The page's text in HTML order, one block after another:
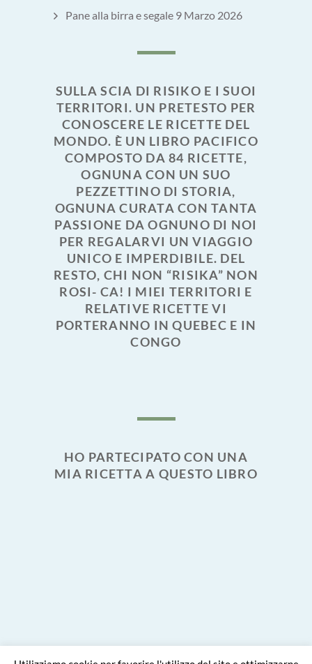
Pane alla birra e segale 9 Marzo 2026
SULLA SCIA DI RISIKO E I SUOI
TERRITORI. UN PRETESTO PER
CONOSCERE LE RICETTE DEL
MONDO. È UN LIBRO PACIFICO
COMPOSTO DA 84 RICETTE,
OGNUNA CON UN SUO
PEZZETTINO DI STORIA,
OGNUNA CURATA CON TANTA
PASSIONE DA OGNUNO DI NOI
PER REGALARVI UN VIAGGIO
UNICO E IMPERDIBILE. DEL
RESTO, CHI NON “RISIKA” NON
ROSI- CA! I MIEI TERRITORI E
RELATIVE RICETTE VI
PORTERANNO IN QUEBEC E IN
CONGO
HO PARTECIPATO CON UNA
MIA RICETTA A QUESTO LIBRO